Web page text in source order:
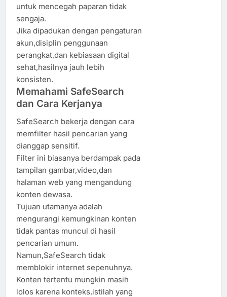
untuk mencegah paparan tidak
sengaja.
Jika dipadukan dengan pengaturan
akun,disiplin penggunaan
perangkat,dan kebiasaan digital
sehat,hasilnya jauh lebih
konsisten.
Memahami SafeSearch
dan Cara Kerjanya
SafeSearch bekerja dengan cara
memfilter hasil pencarian yang
dianggap sensitif.
Filter ini biasanya berdampak pada
tampilan gambar,video,dan
halaman web yang mengandung
konten dewasa.
Tujuan utamanya adalah
mengurangi kemungkinan konten
tidak pantas muncul di hasil
pencarian umum.
Namun,SafeSearch tidak
memblokir internet sepenuhnya.
Konten tertentu mungkin masih
lolos karena konteks,istilah yang